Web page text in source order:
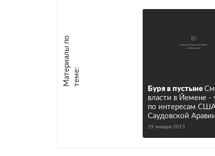
М
а
т е
р
и
а
л
ы
п
о
т
е
м
е :
Буря в пустыне
власти в Йемене -
по интересам
Саудовской
29 января 2015